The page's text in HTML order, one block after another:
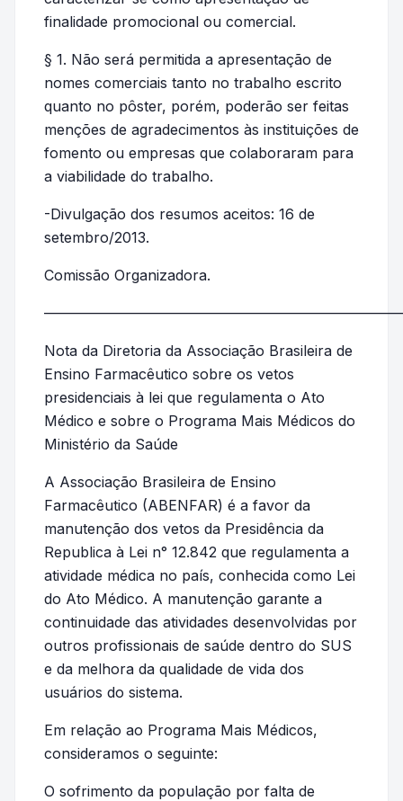
finalidade promocional ou comercial.
§ 1. Não será permitida a apresentação de
nomes comerciais tanto no trabalho escrito
quanto no pôster, porém, poderão ser feitas
menções de agradecimentos às instituições de
fomento ou empresas que colaboraram para
a viabilidade do trabalho.
-Divulgação dos resumos aceitos: 16 de
setembro/2013.
Comissão Organizadora.
Nota da Diretoria da Associação Brasileira de
Ensino Farmacêutico sobre os vetos
presidenciais à lei que regulamenta o Ato
Médico e sobre o Programa Mais Médicos do
Ministério da Saúde
A Associação Brasileira de Ensino
Farmacêutico (ABENFAR) é a favor da
manutenção dos vetos da Presidência da
Republica à Lei n° 12.842 que regulamenta a
atividade médica no país, conhecida como Lei
do Ato Médico. A manutenção garante a
continuidade das atividades desenvolvidas por
outros profissionais de saúde dentro do SUS
e da melhora da qualidade de vida dos
usuários do sistema.
Em relação ao Programa Mais Médicos,
consideramos o seguinte:
O sofrimento da população por falta de